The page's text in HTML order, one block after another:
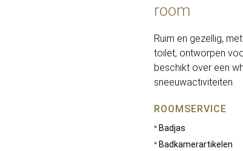
room
Ruim en gezellig,
toilet, ontworpen
beschikt over een
sneeuwactiviteiten.
ROOMSERVICE
Badjas
Badkamerartikelen